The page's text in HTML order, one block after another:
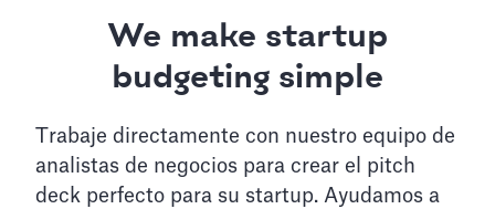
We make startup
budgeting simple
Trabaje directamente con nuestro equipo de
analistas de negocios para crear el pitch
deck perfecto para su startup. Ayudamos a